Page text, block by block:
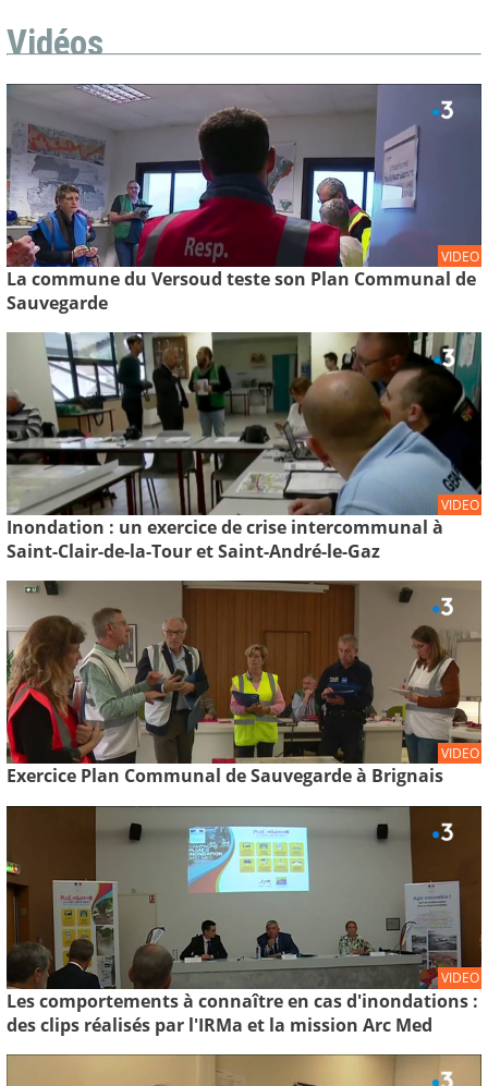
Vidéos
VIDEO
La commune du Versoud teste son Plan Communal de
Sauvegarde
VIDEO
Inondation : un exercice de crise intercommunal à
Saint-Clair-de-la-Tour et Saint-André-le-Gaz
VIDEO
Exercice Plan Communal de Sauvegarde à Brignais
VIDEO
Les comportements à connaître en cas d'inondations :
des clips réalisés par l'IRMa et la mission Arc Med